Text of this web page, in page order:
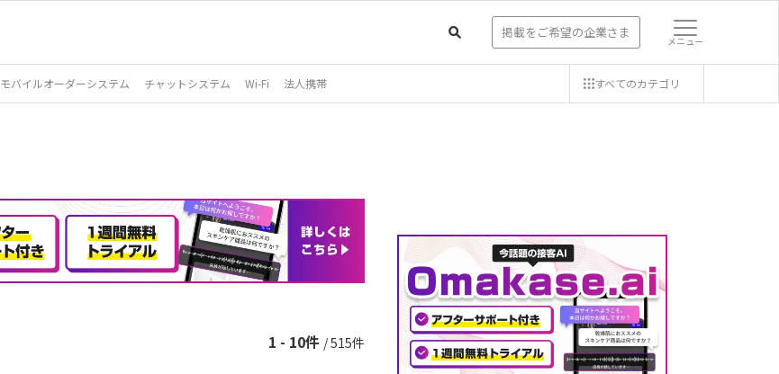
掲載をご希望の企業さま メニュー
モバイルオーダーシステム チャットシステム Wi-Fi 法人携帯 すべてのカテゴリ
1 - 10件 / 515件